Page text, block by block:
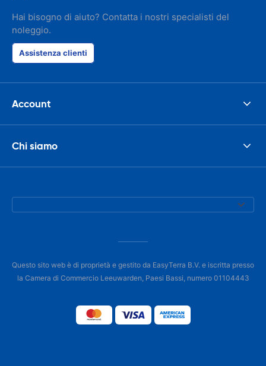
Hai bisogno di aiuto? Contatta i nostri specialisti del
noleggio.
Assistenza clienti
Account
Chi siamo
Questo sito web è di proprietà e gestito da EasyTerra B.V. e iscritta presso
la Camera di Commercio Leeuwarden, Paesi Bassi, numero 01104443